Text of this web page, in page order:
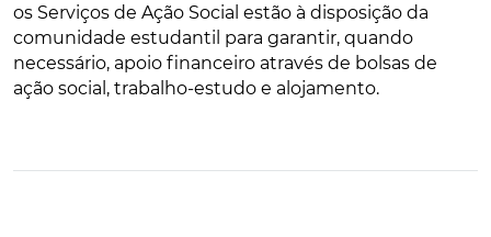
os Serviços de Ação Social estão à disposição da
comunidade estudantil para garantir, quando
necessário, apoio financeiro através de bolsas de
ação social, trabalho-estudo e alojamento.